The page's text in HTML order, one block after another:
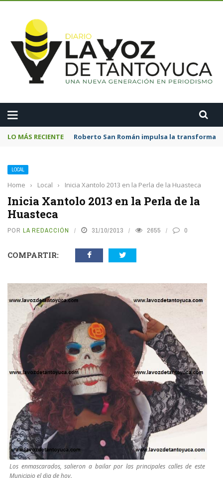
LO MÁS RECIENTE Roberto San Román impulsa la
LOCAL
Home › Local › Inicia Xantolo 2013 en la Perla de la Huasteca
Inicia Xantolo 2013 en la Perla de la
Huasteca
POR LA REDACCIÓN 31/10/2013 2655 0
COMPARTIR:
Los enmascarados, salieron a bailar por las principales calles de este
Municipio el dia de hoy.